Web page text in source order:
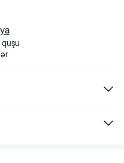
pişiklərin ehtiyaclarına